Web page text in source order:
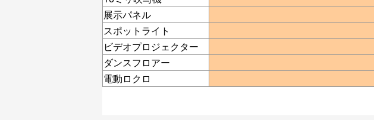
展示パネル
スポットライト
ビデオプロジェクター
ダンスフロアー
電動ロクロ